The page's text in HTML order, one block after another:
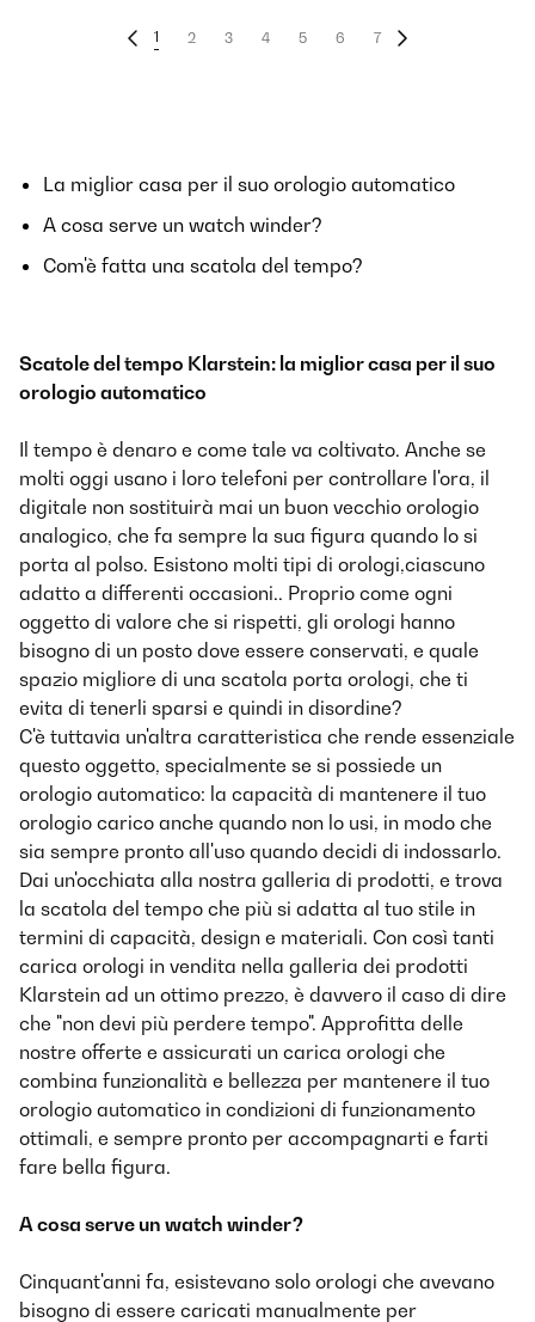
1 2 3 4 5 6 7
La miglior casa per il suo orologio automatico
A cosa serve un watch winder?
Com'è fatta una scatola del tempo?
Scatole del tempo Klarstein: la miglior casa per il suo
orologio automatico
Il tempo è denaro e come tale va coltivato. Anche se
molti oggi usano i loro telefoni per controllare l'ora, il
digitale non sostituirà mai un buon vecchio orologio
analogico, che fa sempre la sua figura quando lo si
porta al polso. Esistono molti tipi di orologi,ciascuno
adatto a differenti occasioni.. Proprio come ogni
oggetto di valore che si rispetti, gli orologi hanno
bisogno di un posto dove essere conservati, e quale
spazio migliore di una scatola porta orologi, che ti
evita di tenerli sparsi e quindi in disordine?
C'è tuttavia un'altra caratteristica che rende essenziale
questo oggetto, specialmente se si possiede un
orologio automatico: la capacità di mantenere il tuo
orologio carico anche quando non lo usi, in modo che
sia sempre pronto all'uso quando decidi di indossarlo.
Dai un'occhiata alla nostra galleria di prodotti, e trova
la scatola del tempo che più si adatta al tuo stile in
termini di capacità, design e materiali. Con così tanti
carica orologi in vendita nella galleria dei prodotti
Klarstein ad un ottimo prezzo, è davvero il caso di dire
che "non devi più perdere tempo". Approfitta delle
nostre offerte e assicurati un carica orologi che
combina funzionalità e bellezza per mantenere il tuo
orologio automatico in condizioni di funzionamento
ottimali, e sempre pronto per accompagnarti e farti
fare bella figura.
A cosa serve un watch winder?
Cinquant'anni fa, esistevano solo orologi che avevano
bisogno di essere caricati manualmente per